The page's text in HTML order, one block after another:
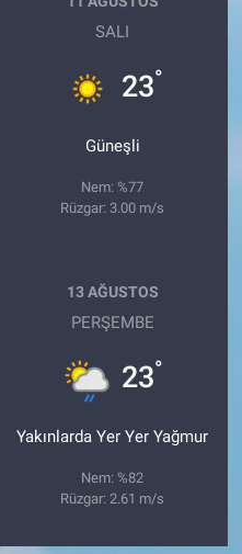
SALI
23°
Güneşli
Nem: %77
Rüzgar: 3.00 m/s
13 AĞUSTOS
PERŞEMBE
23°
Yakınlarda Yer Yer Yağmur
Nem: %82
Rüzgar: 2.61 m/s